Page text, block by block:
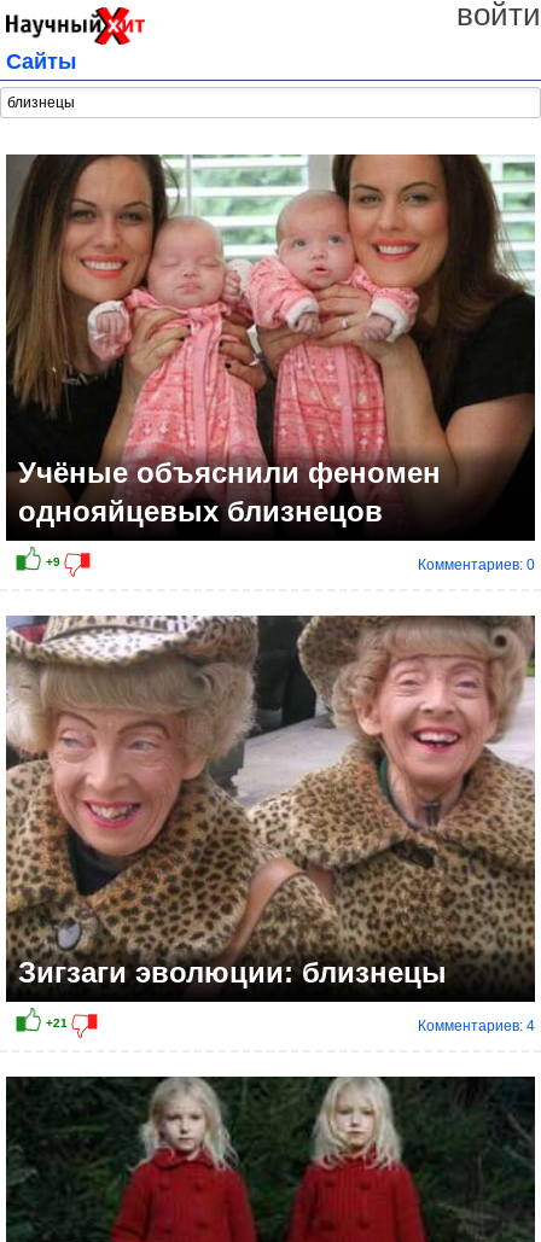
войти
Сайты
Учёные объяснили феномен
однояйцевых близнецов
+9
Комментариев: 0
Зигзаги эволюции: близнецы
Комментариев: 4